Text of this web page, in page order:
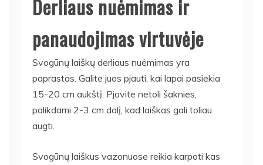
Derliaus nuėmimas ir
panaudojimas virtuvėje
Svogūnų laiškų derliaus nuėmimas yra
paprastas. Galite juos pjauti, kai lapai pasiekia
15-20 cm aukštį. Pjovite netoli šaknies,
palikdami 2-3 cm dalį, kad laiškas gali toliau
augti.
Svogūnų laiškus vazonuose reikia karpoti kas